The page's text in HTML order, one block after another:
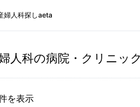
婦人科探しaeta
人科の病院・クリニック
を表示